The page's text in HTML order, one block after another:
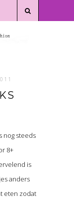
nog steeds
8+
is
anders
eten zodat